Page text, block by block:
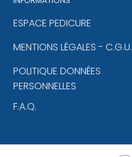
ESPACE PEDICURE
MENTIONS LÉGALES - C.G.U.
POLITIQUE DONNÉES
PERSONNELLES
F.A.Q.